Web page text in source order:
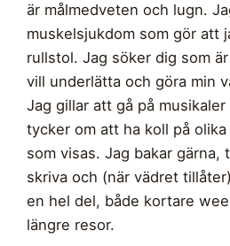
är målmedveten och lugn.
muskelsjukdom som gör att
rullstol. Jag söker dig som
vill underlätta och göra min
Jag gillar att gå på
tycker om att ha koll på
som visas. Jag bakar gärna,
skriva och (när vädret
en hel del, både kortare
längre resor.